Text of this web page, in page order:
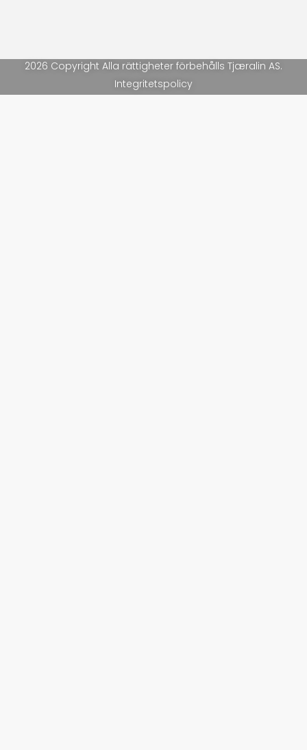
2026 Copyright Alla rättigheter förbehålls Tjæralin AS.
Integritetspolicy